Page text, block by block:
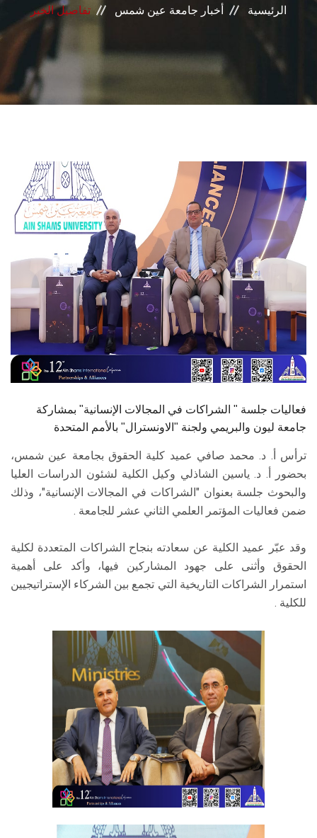
المراكز والوحدات
الأنظمة الذكية
الإعلام
الطلاب
هيئة التدريس
الخريجين
الموظفون
الزائـرون
الرئيسية أخبار جامعة عين شمس تفاصيل الخبر
فعاليات جلسة " الشراكات في المجالات الإنسانية" بمشاركة
جامعة ليون والبريمي ولجنة "الاونسترال" بالأمم المتحدة
ترأس أ. د. محمد صافي عميد كلية الحقوق بجامعة عين شمس،
بحضور أ. د. ياسين الشاذلي وكيل الكلية لشئون الدراسات العليا
والبحوث جلسة بعنوان "الشراكات في المجالات الإنسانية"، وذلك
ضمن فعاليات المؤتمر العلمي الثاني عشر للجامعة .
وقد عبّر عميد الكلية عن سعادته بنجاح الشراكات المتعددة لكلية
الحقوق وأثنى على جهود المشاركين فيها، وأكد على أهمية
استمرار الشراكات التاريخية التي تجمع بين الشركاء الإستراتيجيين
للكلية .